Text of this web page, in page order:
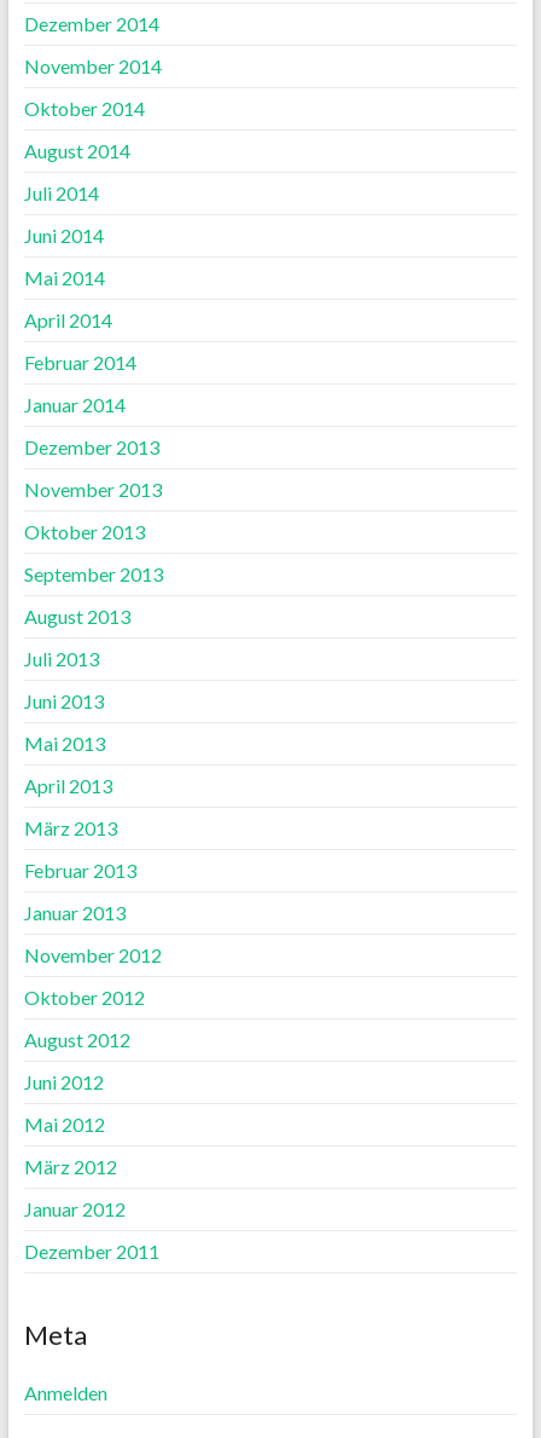
Dezember 2014
November 2014
Oktober 2014
August 2014
Juli 2014
Juni 2014
Mai 2014
April 2014
Februar 2014
Januar 2014
Dezember 2013
November 2013
Oktober 2013
September 2013
August 2013
Juli 2013
Juni 2013
Mai 2013
April 2013
März 2013
Februar 2013
Januar 2013
November 2012
Oktober 2012
August 2012
Juni 2012
Mai 2012
März 2012
Januar 2012
Dezember 2011
Meta
Anmelden